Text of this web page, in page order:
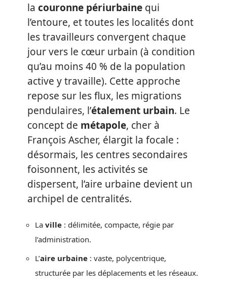
la couronne périurbaine qui
l’entoure, et toutes les localités dont
les travailleurs convergent chaque
jour vers le cœur urbain (à condition
qu’au moins 40 % de la population
active y travaille). Cette approche
repose sur les flux, les migrations
pendulaires, l’étalement urbain. Le
concept de métapole, cher à
François Ascher, élargit la focale :
désormais, les centres secondaires
foisonnent, les activités se
dispersent, l’aire urbaine devient un
archipel de centralités.
La ville : délimitée, compacte, régie par
l’administration.
L’aire urbaine : vaste, polycentrique,
structurée par les déplacements et les réseaux.